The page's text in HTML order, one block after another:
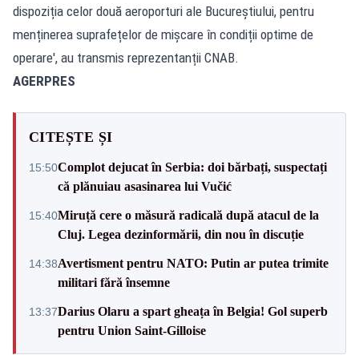
dispoziția celor două aeroporturi ale Bucureștiului, pentru
menținerea suprafețelor de mișcare în condiții optime de
operare', au transmis reprezentanții CNAB.
AGERPRES
CITEȘTE ȘI
15:50Complot dejucat în Serbia: doi bărbați, suspectați
că plănuiau asasinarea lui Vučić
15:40Miruță cere o măsură radicală după atacul de la
Cluj. Legea dezinformării, din nou în discuție
14:38Avertisment pentru NATO: Putin ar putea trimite
militari fără însemne
13:37Darius Olaru a spart gheața în Belgia! Gol superb
pentru Union Saint-Gilloise